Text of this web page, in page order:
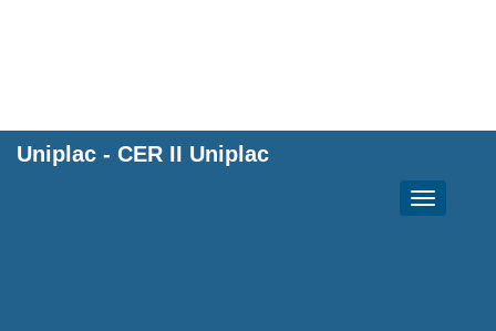
Uniplac - CER II Uniplac
Toggle
navigation